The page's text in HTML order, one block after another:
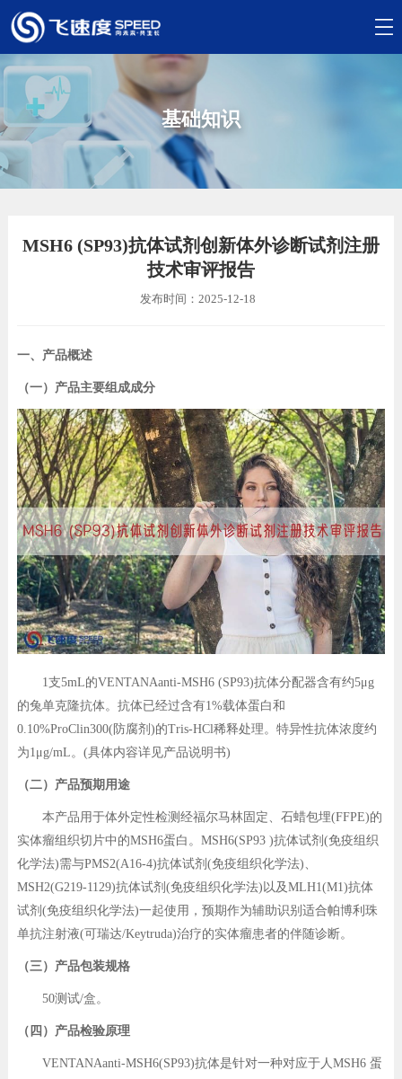
基础知识
MSH6 (SP93)抗体试剂创新体外诊断试剂注册
技术审评报告
发布时间：2025-12-18
一、产品概述
（一）产品主要组成成分
1支5mL的VENTANAanti-MSH6 (SP93)抗体分配器含有约5μg
的兔单克隆抗体。抗体已经过含有1%载体蛋白和
0.10%ProClin300(防腐剂)的Tris-HCl稀释处理。特异性抗体浓度约
为1μg/mL。(具体内容详见产品说明书)
（二）产品预期用途
本产品用于体外定性检测经福尔马林固定、石蜡包埋(FFPE)的
实体瘤组织切片中的MSH6蛋白。MSH6(SP93 )抗体试剂(免疫组织
化学法)需与PMS2(A16-4)抗体试剂(免疫组织化学法)、
MSH2(G219-1129)抗体试剂(免疫组织化学法)以及MLH1(M1)抗体
试剂(免疫组织化学法)一起使用，预期作为辅助识别适合帕博利珠
单抗注射液(可瑞达/Keytruda)治疗的实体瘤患者的伴随诊断。
（三）产品包装规格
50测试/盒。
（四）产品检验原理
VENTANAanti-MSH6(SP93)抗体是针对一种对应于人MSH6 蛋